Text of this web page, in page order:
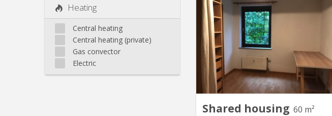
Heating
Central heating
Central heating (private)
Gas convector
Electric
Shared housing 60 m²
Location du 1/8/26 au 31/7/27
Chambre meublée 11m2 dans
appartement 60m2 disposant de
cuisine équipée, salon, coin repas, salle
de bain(Bain & douche), machine à
laver, armoire de rangement hall
d'entrée, balcon, cave. L'appartement
possède 2 chambres, l'autre étant